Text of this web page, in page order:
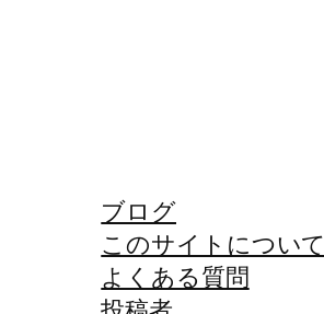
ブログ
このサイトについて
よくある質問